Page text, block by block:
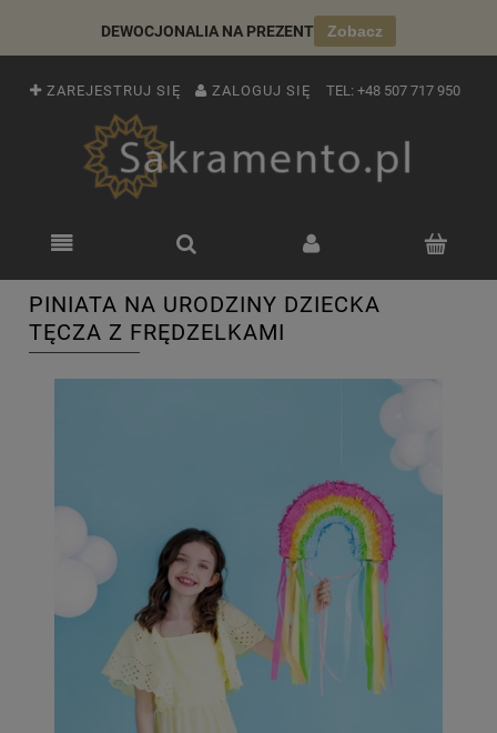
DEWOCJONALIA NA PREZENT Zobacz
ZAREJESTRUJ SIĘ ZALOGUJ SIĘ TEL: +48 507 717 950
PINIATA NA URODZINY DZIECKA
TĘCZA Z FRĘDZELKAMI